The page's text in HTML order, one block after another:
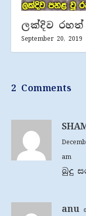
ලක්දිව
September 20, 2019
2 Comments
am
බුදු
anu